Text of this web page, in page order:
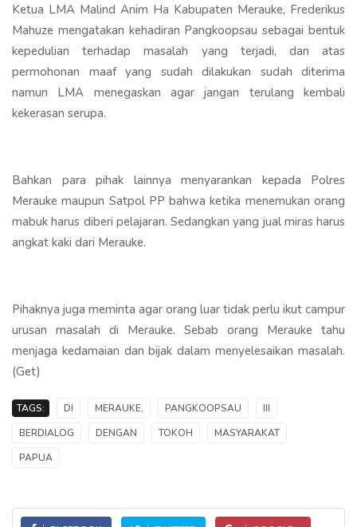
Ketua LMA Malind Anim Ha Kabupaten Merauke, Frederikus
Mahuze mengatakan kehadiran Pangkoopsau sebagai bentuk
kepedulian terhadap masalah yang terjadi, dan atas
permohonan maaf yang sudah dilakukan sudah diterima
namun LMA menegaskan agar jangan terulang kembali
kekerasan serupa.
Bahkan para pihak lainnya menyarankan kepada Polres
Merauke maupun Satpol PP bahwa ketika menemukan orang
mabuk harus diberi pelajaran. Sedangkan yang jual miras harus
angkat kaki dari Merauke.
Pihaknya juga meminta agar orang luar tidak perlu ikut campur
urusan masalah di Merauke. Sebab orang Merauke tahu
menjaga kedamaian dan bijak dalam menyelesaikan masalah.
(Get)
TAGS: DI MERAUKE, PANGKOOPSAU
III
BERDIALOG
DENGAN TOKOH
MASYARAKAT
PAPUA